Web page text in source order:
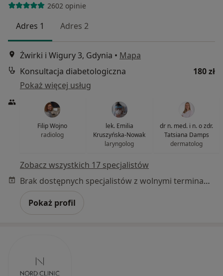
2602 opinie
Adres 1 Adres 2
Żwirki i Wigury 3, Gdynia • Mapa
Konsultacja diabetologiczna
180 zł
Pokaż więcej usług
Filip Wojno
radiolog
lek. Emilia
Kruszyńska-Nowak
laryngolog
dr n. med. i n. o zdr.
Tatsiana Damps
dermatolog
Zobacz wszystkich 17 specjalistów
Brak dostępnych specjalistów z wolnymi terminami w tym centrum medycznym.
Pokaż profil